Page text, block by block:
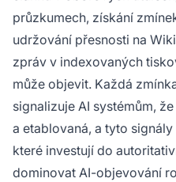
průzkumech, získání
udržování přesnosti na
zpráv v indexovaných
může objevit. Každá
signalizuje AI systémům,
a etablovaná, a tyto
které investují do
dominovat AI-objevování